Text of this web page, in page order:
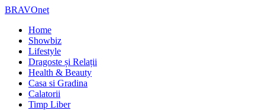
BRAVOnet
Home
Showbiz
Lifestyle
Dragoste și Relații
Health & Beauty
Casa si Gradina
Calatorii
Timp Liber